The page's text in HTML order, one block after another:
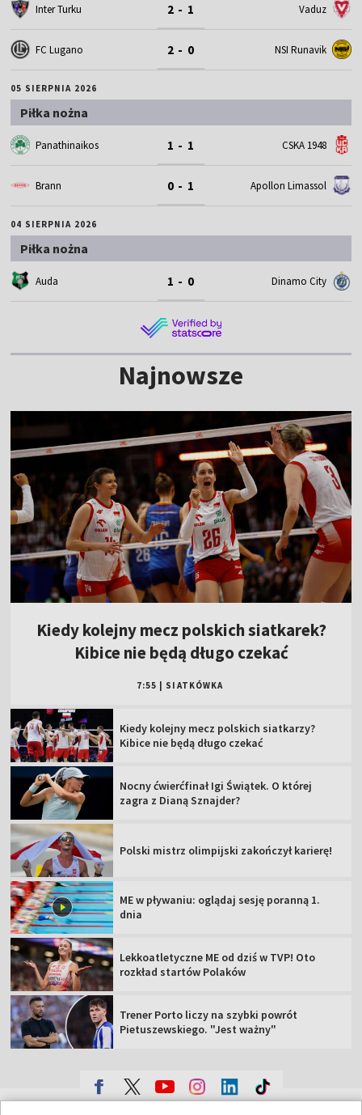
Inter Turku 2 - 1 Vaduz
FC Lugano 2 - 0 NSI Runavik
05 SIERPNIA 2026
Piłka nożna
Panathinaikos 1 - 1 CSKA 1948
Brann 0 - 1 Apollon Limassol
04 SIERPNIA 2026
Piłka nożna
Auda 1 - 0 Dinamo City
Najnowsze
Kiedy kolejny mecz polskich siatkarek?
Kibice nie będą długo czekać
7:55 SIATKÓWKA
Kiedy kolejny mecz polskich siatkarzy?
Kibice nie będą długo czekać
Nocny ćwierćfinał Igi Świątek. O której
zagra z Dianą Sznajder?
Polski mistrz olimpijski zakończył karierę!
ME w pływaniu: oglądaj sesję poranną 1.
dnia
Lekkoatletyczne ME od dziś w TVP! Oto
rozkład startów Polaków
Trener Porto liczy na szybki powrót
Pietuszewskiego. "Jest ważny"